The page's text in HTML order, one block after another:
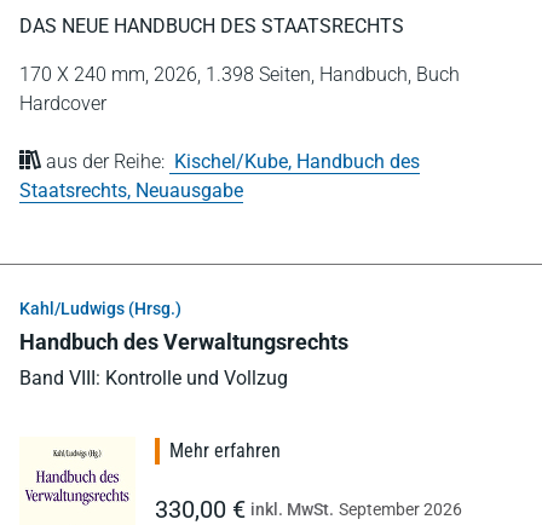
DAS NEUE HANDBUCH DES STAATSRECHTS
170 X 240 mm, 2026, 1.398 Seiten, Handbuch, Buch
Hardcover
aus der Reihe: Kischel/Kube, Handbuch des
Staatsrechts, Neuausgabe
Kahl/Ludwigs (Hrsg.)
Handbuch des Verwaltungsrechts
Band VIII: Kontrolle und Vollzug
Mehr erfahren
330,00 € inkl. MwSt. September 2026